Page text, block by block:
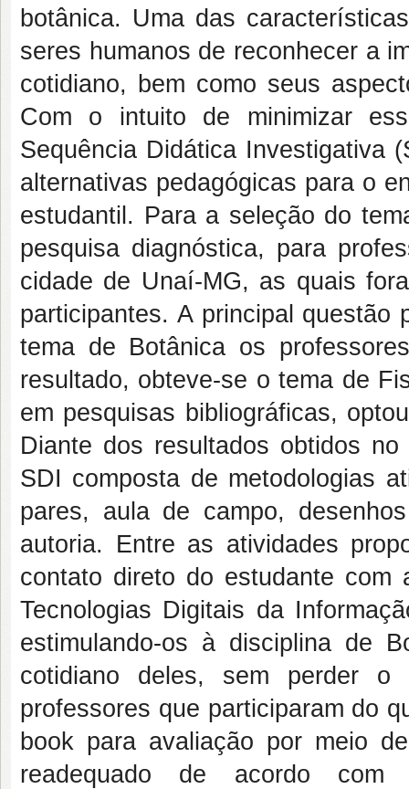
botânica. Uma das
seres humanos de reconhecer a
cotidiano, bem como seus
Com o intuito de minimizar
Sequência Didática Investigativa
alternativas pedagógicas para o
estudantil. Para a seleção do
pesquisa diagnóstica, para
cidade de Unaí-MG, as quais
participantes. A principal questão
tema de Botânica os
resultado, obteve-se o tema de
em pesquisas bibliográficas,
Diante dos resultados obtidos
SDI composta de metodologias
pares, aula de campo,
autoria. Entre as atividades
contato direto do estudante
Tecnologias Digitais da
estimulando-os à disciplina de
cotidiano deles, sem perder
professores que participaram do
book para avaliação por meio
readequado de acordo com